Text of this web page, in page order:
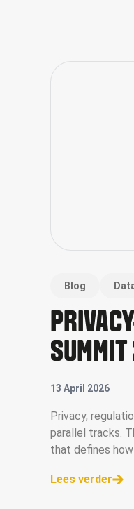
Blog
AND
13 April 2026
Privacy,
parallel tracks.
that defines
Lees verder